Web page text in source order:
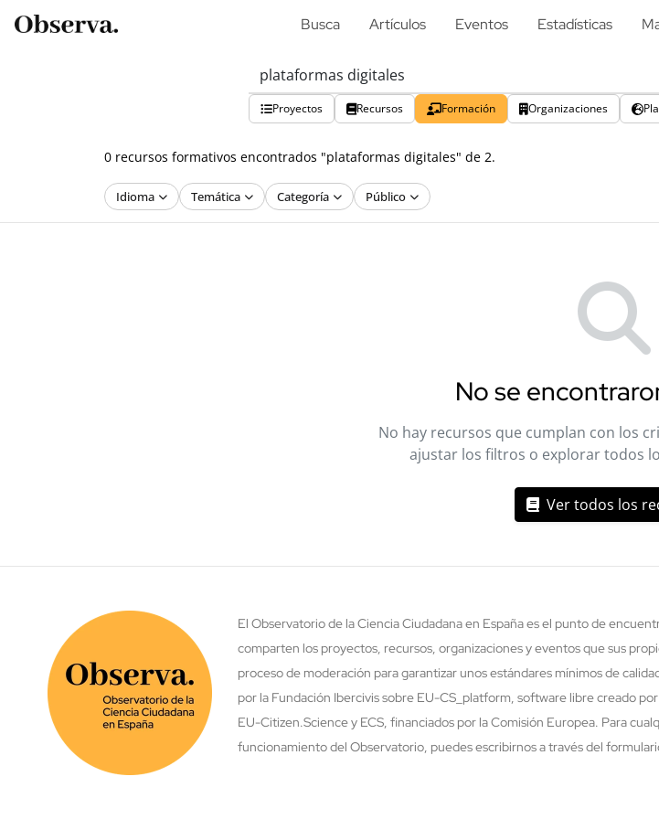
Busca Artículos Eventos Estadísticas
Proyectos Recursos Formación Organizaciones
0 recursos formativos encontrados "plataformas digitales" de 2.
Idioma Temática Categoría Público
No se
No hay recursos que cumplan con los
ajustar los filtros o explorar todos
Ver todos los
El Observatorio de la Ciencia Ciudadana en España es el punto de
comparten los proyectos, recursos, organizaciones y eventos que sus
proceso de moderación para garantizar unos estándares mínimos de
por la Fundación Ibercivis sobre EU-CS_platform, software libre creado
EU-Citizen.Science y ECS, financiados por la Comisión Europea. Para
funcionamiento del Observatorio, puedes escribirnos a través del